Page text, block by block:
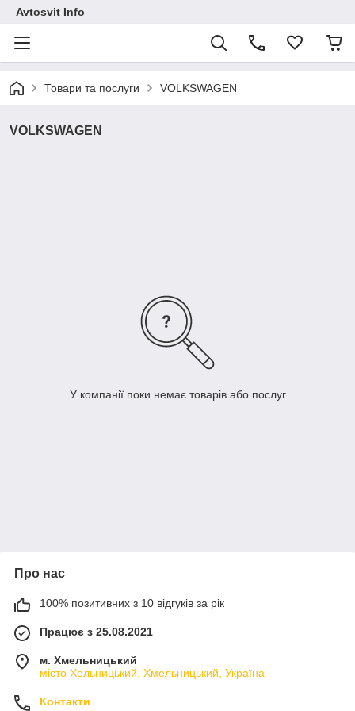
Avtosvit Info
Товари та послуги VOLKSWAGEN
VOLKSWAGEN
У компанії поки немає товарів або послуг
Про нас
100% позитивних з 10 відгуків за рік
Працює з 25.08.2021
м. Хмельницький
місто Хельницький, Хмельницький, Україна
Контакти